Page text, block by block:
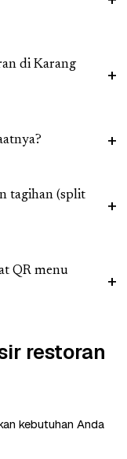
di Karang
tagihan (split
QR menu
restoran
kebutuhan Anda